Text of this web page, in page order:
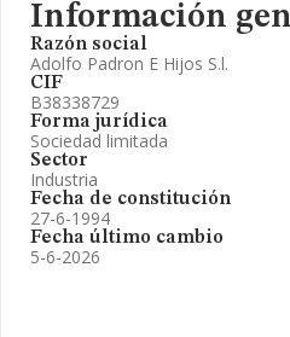
Información
Razón social
Adolfo Padron E Hijos S.l.
CIF
B38338729
Forma jurídica
Sociedad limitada
Sector
Industria
Fecha de constitución
27-6-1994
Fecha último cambio
5-6-2026